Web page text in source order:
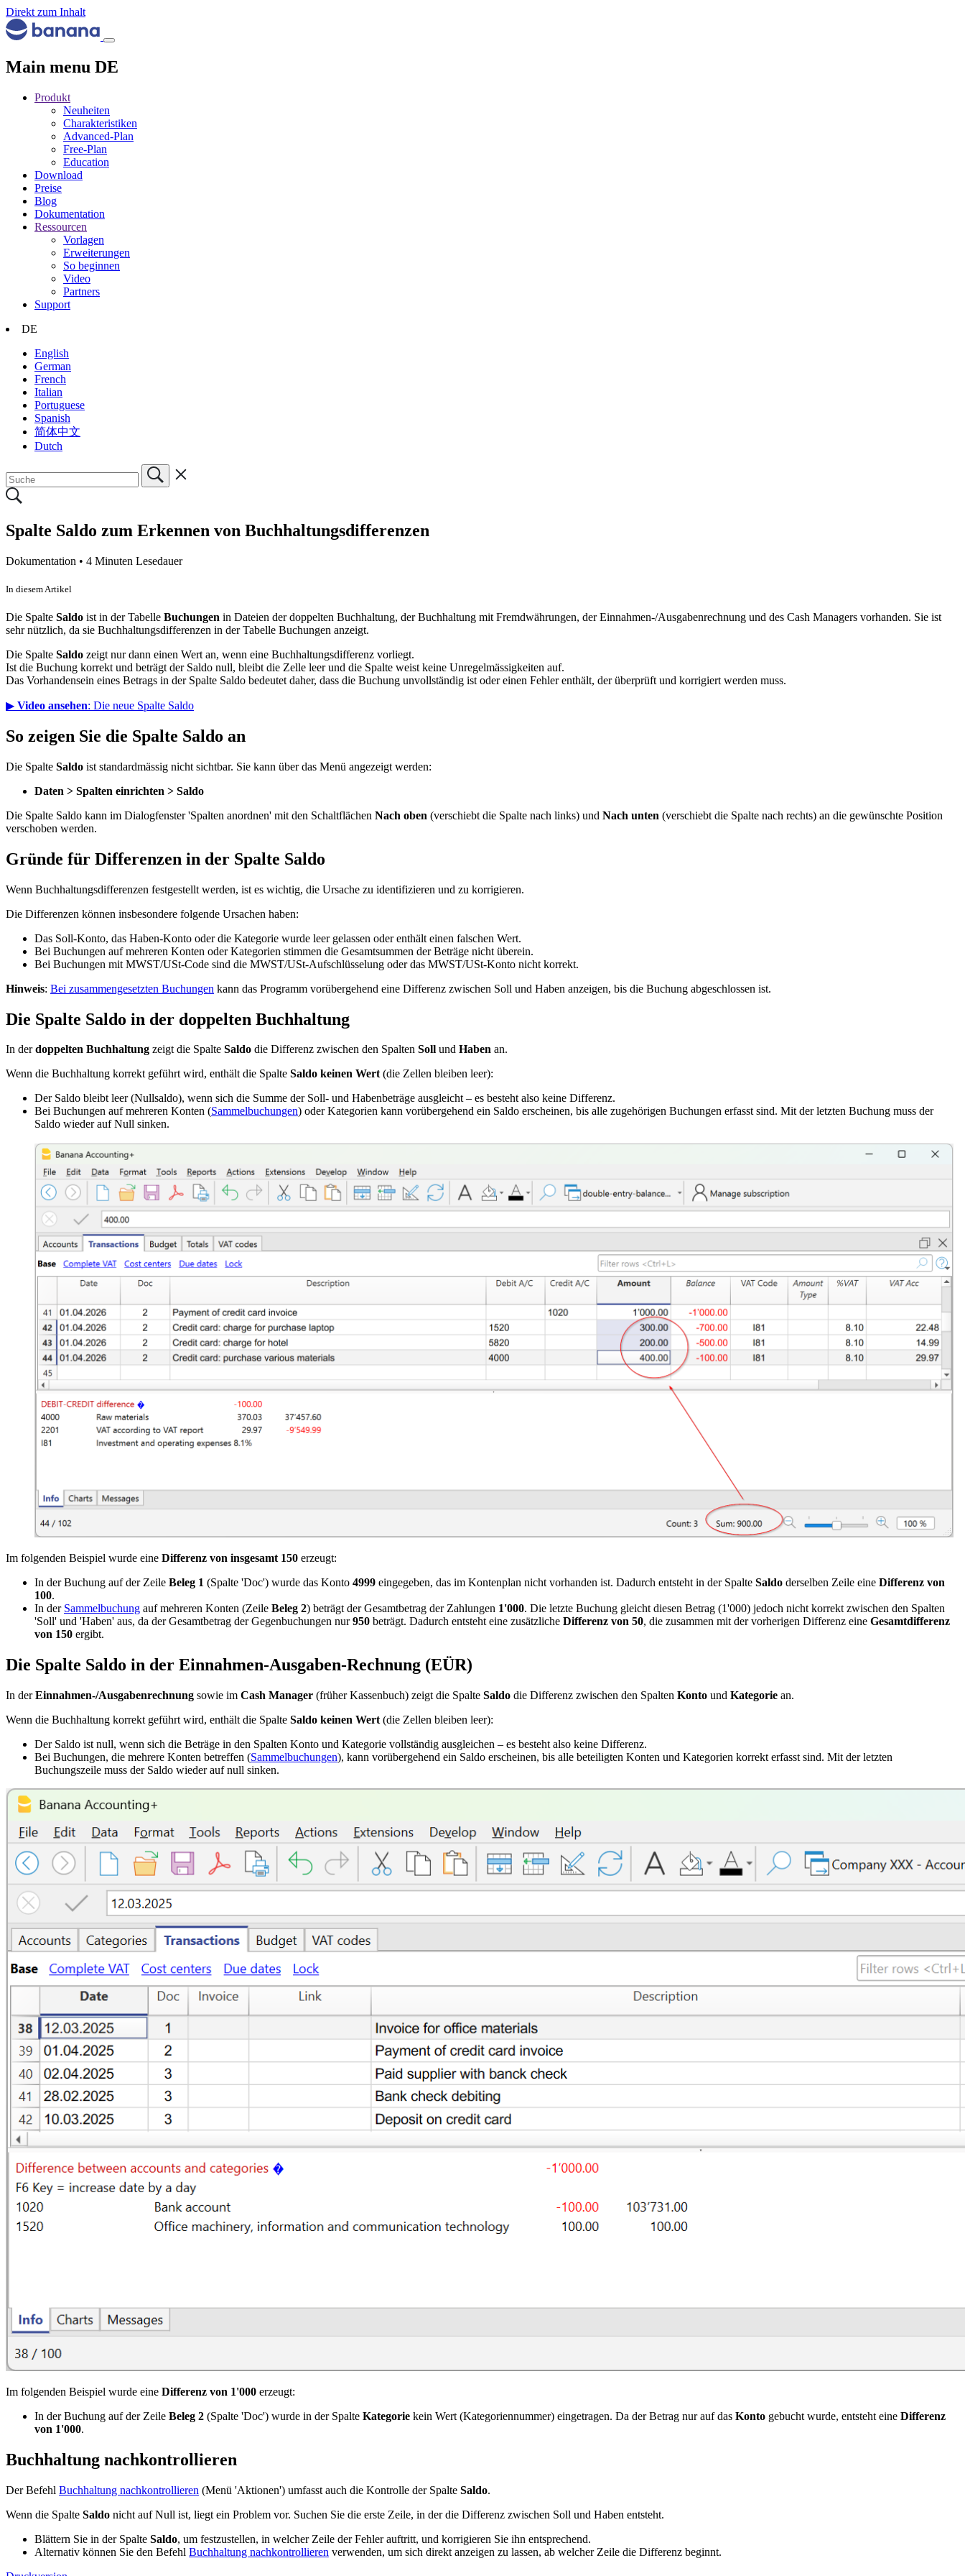
Direkt zum Inhalt
Main menu DE
Produkt
Neuheiten
Charakteristiken
Advanced-Plan
Free-Plan
Education
Download
Preise
Blog
Dokumentation
Ressourcen
Vorlagen
Erweiterungen
So beginnen
Video
Partners
Support
DE
English
German
French
Italian
Portuguese
Spanish
简体中文
Dutch
Spalte Saldo zum Erkennen von Buchhaltungsdifferenzen
Dokumentation • 4 Minuten Lesedauer
In diesem Artikel
Die Spalte Saldo ist in der Tabelle Buchungen in Dateien der doppelten Buchhaltung, der Buchhaltung mit Fremdwährungen, der Einnahmen-/Ausgabenrechnung und des Cash Managers vorhanden. Sie ist
sehr nützlich, da sie Buchhaltungsdifferenzen in der Tabelle Buchungen anzeigt.
Die Spalte Saldo zeigt nur dann einen Wert an, wenn eine Buchhaltungsdifferenz vorliegt.
Ist die Buchung korrekt und beträgt der Saldo null, bleibt die Zelle leer und die Spalte weist keine Unregelmässigkeiten auf.
Das Vorhandensein eines Betrags in der Spalte Saldo bedeutet daher, dass die Buchung unvollständig ist oder einen Fehler enthält, der überprüft und korrigiert werden muss.
▶ Video ansehen: Die neue Spalte Saldo
So zeigen Sie die Spalte Saldo an
Die Spalte Saldo ist standardmässig nicht sichtbar. Sie kann über das Menü angezeigt werden:
Daten > Spalten einrichten > Saldo
Die Spalte Saldo kann im Dialogfenster 'Spalten anordnen' mit den Schaltflächen Nach oben (verschiebt die Spalte nach links) und Nach unten (verschiebt die Spalte nach rechts) an die gewünschte Position
verschoben werden.
Gründe für Differenzen in der Spalte Saldo
Wenn Buchhaltungsdifferenzen festgestellt werden, ist es wichtig, die Ursache zu identifizieren und zu korrigieren.
Die Differenzen können insbesondere folgende Ursachen haben:
Das Soll-Konto, das Haben-Konto oder die Kategorie wurde leer gelassen oder enthält einen falschen Wert.
Bei Buchungen auf mehreren Konten oder Kategorien stimmen die Gesamtsummen der Beträge nicht überein.
Bei Buchungen mit MWST/USt-Code sind die MWST/USt-Aufschlüsselung oder das MWST/USt-Konto nicht korrekt.
Hinweis: Bei zusammengesetzten Buchungen kann das Programm vorübergehend eine Differenz zwischen Soll und Haben anzeigen, bis die Buchung abgeschlossen ist.
Die Spalte Saldo in der doppelten Buchhaltung
In derdoppelten Buchhaltung zeigt die Spalte Saldo die Differenz zwischen den Spalten Soll und Haben an.
Wenn die Buchhaltung korrekt geführt wird, enthält die Spalte Saldo keinen Wert(die Zellen bleiben leer):
Der Saldo bleibt leer (Nullsaldo), wenn sich die Summe der Soll- und Habenbeträge ausgleicht – es besteht also keine Differenz.
Bei Buchungen auf mehreren Konten (Sammelbuchungen) oder Kategorien kann vorübergehend ein Saldo erscheinen, bis alle zugehörigen Buchungen erfasst sind. Mit der letzten Buchung muss der
Saldo wieder auf Null sinken.
Im folgenden Beispiel wurde eine Differenz von insgesamt 150 erzeugt:
In der Buchung auf der Zeile Beleg 1 (Spalte 'Doc') wurde das Konto 4999 eingegeben, das im Kontenplan nicht vorhanden ist. Dadurch entsteht in der Spalte Saldo derselben Zeile eine Differenz von
100.
In der Sammelbuchung auf mehreren Konten (Zeile Beleg 2) beträgt der Gesamtbetrag der Zahlungen 1'000. Die letzte Buchung gleicht diesen Betrag (1'000) jedoch nicht korrekt zwischen den Spalten
'Soll' und 'Haben' aus, da der Gesamtbetrag der Gegenbuchungen nur950 beträgt. Dadurch entsteht eine zusätzliche Differenz von 50, die zusammen mit der vorherigen Differenz eine Gesamtdifferenz
von 150 ergibt.
Die Spalte Saldo in der Einnahmen-Ausgaben-Rechnung (EÜR)
In derEinnahmen-/Ausgabenrechnung sowie im Cash Manager (früher Kassenbuch) zeigt die Spalte Saldo die Differenz zwischen den Spalten Konto und Kategorie an.
Wenn die Buchhaltung korrekt geführt wird, enthält die Spalte Saldo keinen Wert (die Zellen bleiben leer):
Der Saldo ist null, wenn sich die Beträge in den Spalten Konto und Kategorie vollständig ausgleichen – es besteht also keine Differenz.
Bei Buchungen, die mehrere Konten betreffen (Sammelbuchungen), kann vorübergehend ein Saldo erscheinen, bis alle beteiligten Konten und Kategorien korrekt erfasst sind. Mit der letzten
Buchungszeile muss der Saldo wieder auf null sinken.
Im folgenden Beispiel wurde eine Differenz von 1'000 erzeugt:
In der Buchung auf der Zeile Beleg 2 (Spalte 'Doc') wurde in der Spalte Kategorie kein Wert (Kategoriennummer) eingetragen. Da der Betrag nur auf das Konto gebucht wurde, entsteht eine Differenz
von 1'000.
Buchhaltung nachkontrollieren
Der Befehl Buchhaltung nachkontrollieren (Menü 'Aktionen') umfasst auch die Kontrolle der Spalte Saldo.
Wenn die Spalte Saldo nicht auf Null ist, liegt ein Problem vor. Suchen Sie die erste Zeile, in der die Differenz zwischen Soll und Haben entsteht.
Blättern Sie in der Spalte Saldo, um festzustellen, in welcher Zeile der Fehler auftritt, und korrigieren Sie ihn entsprechend.
Alternativ können Sie den Befehl Buchhaltung nachkontrollieren verwenden, um sich direkt anzeigen zu lassen, ab welcher Zeile die Differenz beginnt.